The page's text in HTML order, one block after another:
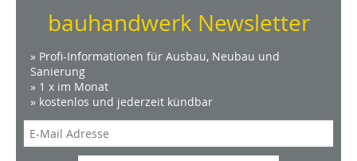
bauhandwerk Newsletter
» Profi-Informationen für Ausbau, Neubau und
Sanierung
» 1 x im Monat
» kostenlos und jederzeit kündbar